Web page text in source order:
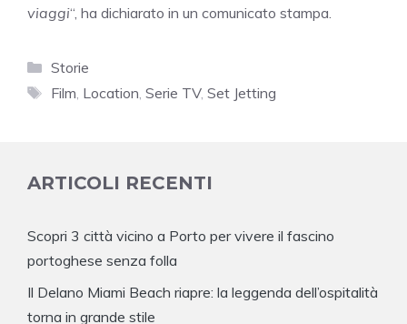
viaggi“, ha dichiarato in un comunicato stampa.
Categorie
Storie
Tag
Film Location Serie TV, Set Jetting
ARTICOLI RECENTI
Scopri 3 città vicino a Porto per vivere il fascino
portoghese senza folla
Il Delano Miami Beach riapre: la leggenda dell’ospitalità
torna in grande stile